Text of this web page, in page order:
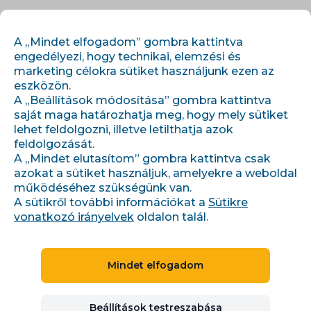
Kezdőlap›Integrációk
ÁRÖSSZEHASONLÍTÓ
Favi
A „Mindet elfogadom” gombra kattintva
engedélyezi, hogy technikai, elemzési és
marketing célokra sütiket használjunk ezen az
eszközön.
A „Beállítások módosítása” gombra kattintva
saját maga határozhatja meg, hogy mely sütiket
lehet feldolgozni, illetve letilthatja azok
feldolgozását.
A „Mindet elutasítom” gombra kattintva csak
azokat a sütiket használjuk, amelyekre a weboldal
működéséhez szükségünk van.
A sütikről további információkat a Sütikre
vonatkozó irányelvek oldalon talál.
Mindet elfogadom
Beállítások testreszabása